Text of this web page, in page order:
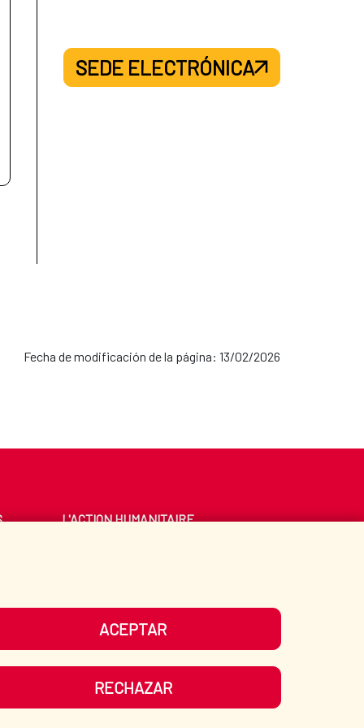
SEDE ELECTRÓNICA
Fecha de modificación de la página: 13/02/2026
ACEPTAR
RECHAZAR
L'ACTION HUMANITAIRE
RÉSEAUX SOCIAUX